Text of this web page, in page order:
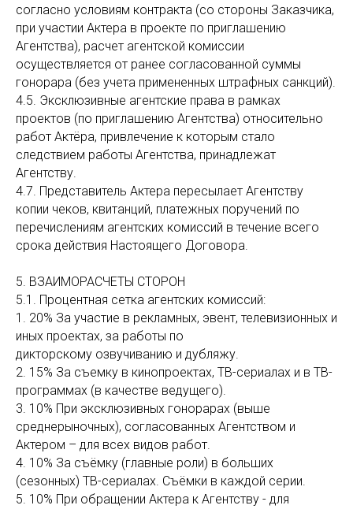
согласно условиям контракта (со стороны Заказчика,
при участии Актера в проекте по приглашению
Агентства), расчет агентской комиссии
осуществляется от ранее согласованной суммы
гонорара (без учета примененных штрафных санкций).
4.5. Эксклюзивные агентские права в рамках
проектов (по приглашению Агентства) относительно
работ Актёра, привлечение к которым стало
следствием работы Агентства, принадлежат
Агентству.
4.7. Представитель Актера пересылает Агентству
копии чеков, квитанций, платежных поручений по
перечислениям агентских комиссий в течение всего
срока действия Настоящего Договора.
5. ВЗАИМОРАСЧЕТЫ СТОРОН
5.1. Процентная сетка агентских комиссий:
1. 20% За участие в рекламных, эвент, телевизионных и
иных проектах, за работы по
дикторскому озвучиванию и дубляжу.
2. 15% За съемку в кинопроектах, ТВ-сериалах и в ТВ-
программах (в качестве ведущего).
3. 10% При эксклюзивных гонорарах (выше
среднерыночных), согласованных Агентством и
Актером – для всех видов работ.
4. 10% За съёмку (главные роли) в больших
(сезонных) ТВ-сериалах. Съёмки в каждой серии.
5. 10% При обращении Актера к Агентству - для